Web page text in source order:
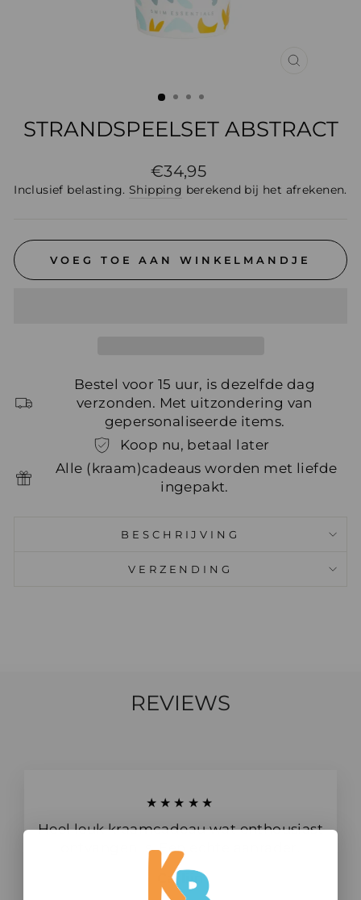
STRANDSPEELSET ABSTRACT
Normale
prijs
€34,95
Inclusief belasting. Shipping berekend bij het afrekenen.
VOEG TOE AAN WINKELMANDJE
Bestel voor 15 uur, is dezelfde dag
verzonden. Met uitzondering van
gepersonaliseerde items.
Koop nu, betaal later
Alle (kraam)cadeaus worden met liefde
ingepakt.
BESCHRIJVING
VERZENDING
REVIEWS
★★★★★
Heel leuk kraamcadeau wat enthousiast
ontvangen is. Een echte aanrader.
Carlijn